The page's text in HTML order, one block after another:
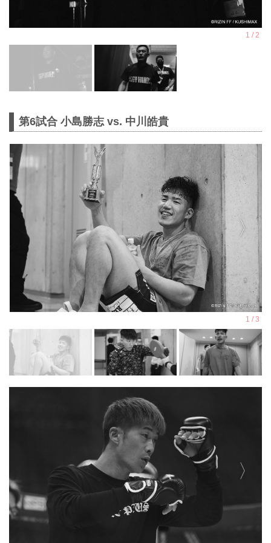
第6試合 小島勝志 vs. 中川皓貴